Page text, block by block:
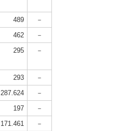
489
－
462
－
295 －
293
－
287.624
－
197
－
171.461
－